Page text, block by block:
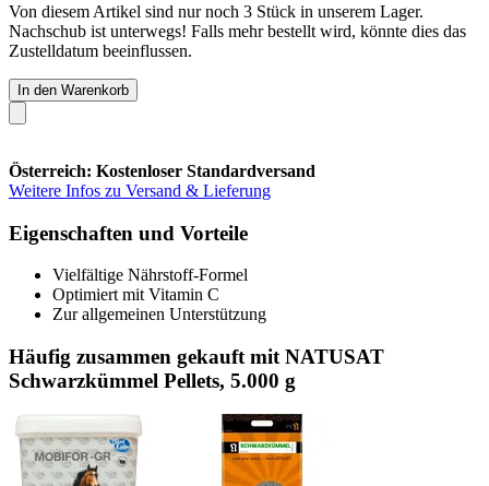
Von diesem Artikel sind nur noch 3 Stück in unserem Lager.
Nachschub ist unterwegs! Falls mehr bestellt wird, könnte dies das
Zustelldatum beeinflussen.
In den Warenkorb
Österreich: Kostenloser Standardversand
Weitere Infos zu Versand & Lieferung
Eigenschaften und Vorteile
Vielfältige Nährstoff-Formel
Optimiert mit Vitamin C
Zur allgemeinen Unterstützung
Häufig zusammen gekauft mit NATUSAT
Schwarzkümmel Pellets, 5.000 g